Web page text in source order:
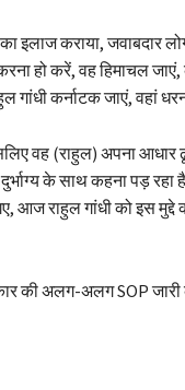
इलाज कराया, जवाबदार
हो करें, वह हिमाचल
गांधी कर्नाटक जाएं, वहां
वह (राहुल) अपना
के साथ कहना पड़
आज राहुल गांधी को इस मुद्दे
की अलग-अलग SOP